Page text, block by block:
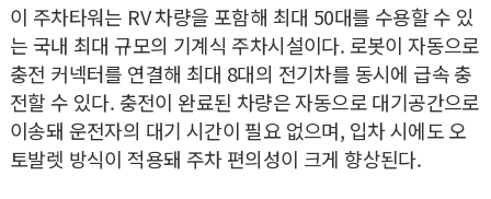
이 주차타워는 RV 차량을 포함해 최대 50대를 수용할 수 있
는 국내 최대 규모의 기계식 주차시설이다. 로봇이 자동으로
충전 커넥터를 연결해 최대 8대의 전기차를 동시에 급속 충
전할 수 있다. 충전이 완료된 차량은 자동으로 대기공간으로
이송돼 운전자의 대기 시간이 필요 없으며, 입차 시에도 오
토발렛 방식이 적용돼 주차 편의성이 크게 향상된다.